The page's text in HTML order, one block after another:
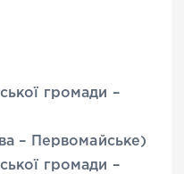
громади –
– Первомайське)
громади –